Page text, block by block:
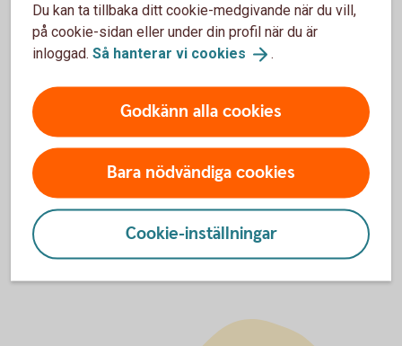
Ring Tre Kronors support på 0771- 23 33 33
Läs mer om mobbingskyddet under punkt 1.9 i
hemförsäkringens försäkringsvillkor;
Villkor Hemförsäkring (pdf)
Logga in och tecknaHemförsäkring
Du kan ta tillbaka ditt cookie-medgivande när du vill,
på cookie-sidan eller under din profil när du är
inloggad. Så hanterar vi cookies .
Godkänn alla cookies
Bara nödvändiga cookies
Cookie-inställningar